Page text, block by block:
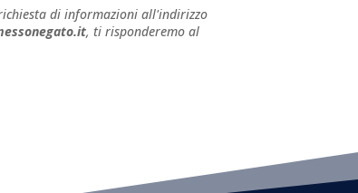
di informazioni all'indirizzo
, ti risponderemo al